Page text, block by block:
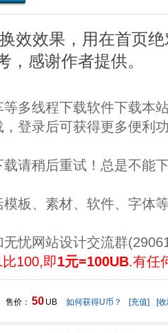
效效果，用在首页
，感谢作者提供。
多线程下载软件下载本
登录后可获得更多便利
请稍后重试！总是不能
板、素材、软件、字体
忧网站设计交流群
100,即1元=100UB.有任
售价： 50 UB 如何获得U币？ [充值] [